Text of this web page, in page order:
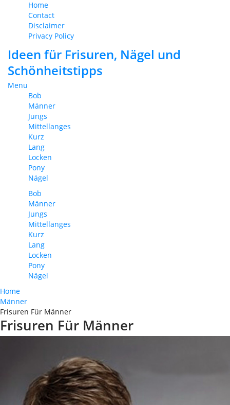
Home
Contact
Disclaimer
Privacy Policy
Ideen für Frisuren, Nägel und
Schönheitstipps
Menu
Bob
Männer
Jungs
Mittellanges
Kurz
Lang
Locken
Pony
Nägel
Bob
Männer
Jungs
Mittellanges
Kurz
Lang
Locken
Pony
Nägel
Home
Männer
Frisuren Für Männer
Frisuren Für Männer